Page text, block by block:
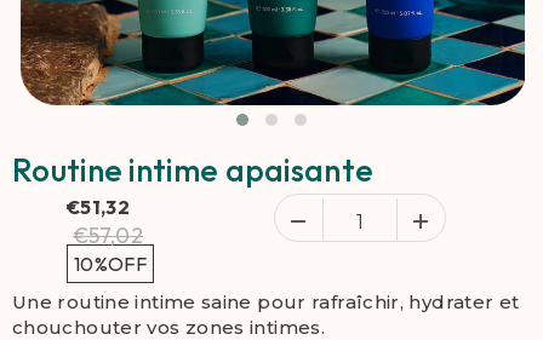
Routine intime apaisante
€51,32
€57,02
10%OFF
Une routine intime saine pour rafraîchir, hydrater et
chouchouter vos zones intimes.